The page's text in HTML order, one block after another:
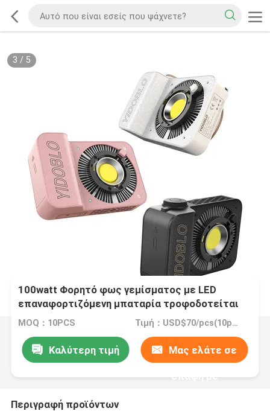
3 / 5
100watt Φορητό φως γεμίσματος με LED
επαναφορτιζόμενη μπαταρία τροφοδοτείται
από διχρωματική θερμοκρασία 7500K + 300K
MOQ：10PCS Τιμή：USD$70/pcs(10pcs), $67.2(100pcs), $64.3(300pcs)
Καλύτερη τιμή Μας ελάτε σε
επαφή με
Περιγραφή προϊόντων